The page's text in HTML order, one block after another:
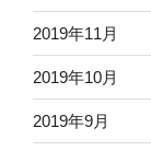
2019年11月
2019年10月
2019年9月